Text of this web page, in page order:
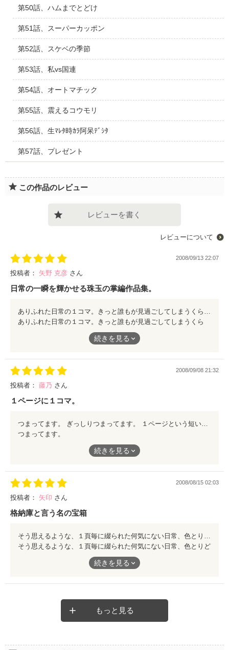
第50話、ハムまでとどけ
第51話、スーパーカッポン
第52話、スケベの季節
第53話、私vs国連
第54話、オートマチック
第55話、震えるコウモリ
第56話、生ﾏﾚﾀ時ｶﾗ阿呆ﾃﾞｼﾀ
第57話、プレゼント
この作品のレビュー
レビューを書く
レビューについて
2008/09/13 22:07
投稿者： 矢野 克彦 さん
日常の一瞬を輝かせる珠玉の掌編作品集。
ありふれた日常の１コマ。きっと誰もが見過ごしてしまうくら
い、ありふれた１コマなのかもしれない。
しかし、ありふれた日常だからって、それは誰にでも書ける日常
ココが作家・花井敬市(旧ＨＮ・ペンコ)の恐ろしいトコロ。
い、そんな一瞬が、この作家のフィルターを通過すると、奥深い
この作品集は、そんな日常の中に埋もれていく一瞬を作者のセン
スとスキルで光り輝かせていくのだ。
芸術家の感性と職人の技術で、高め磨き上げられた珠玉の掌編小
まさか、携帯小説サイトでこんな作品に出会えるとは！！
続きを見る
2008/09/08 21:32
投稿者： 藤乃 さん
１ページに１コマ。
つまってます。 ぎっしりつまってます。 １ページという短い中に沢山の人間模様、日常、時には時間や時代までも操られます。 マッタリしつつ、ドキッとしたり、ハッとしてみたり。 １ページでこんなにも心をわしづかみにされるとわ。 一つ一つ違う話なのに、すぐに背景が浮かぶ文章力はお見事。 １ダースなんて言わずにもっと欲しいです。 まだの方は是非。
つまってます。
ぎっしりつまってます。
代までも操られます。
一つ一つ違う話なのに、すぐに背景が浮かぶ文章力はお見事。
まだの方は是非。
続きを見る
2008/08/15 02:03
投稿者： 矢印 さん
格納庫と言う名の宝箱
そう思えるような、１頁毎に綴られた何気にない日常、色とりど
マッタリはハッタリでもドッキリでもサッパリでもない。
続きを見る
もっと見る